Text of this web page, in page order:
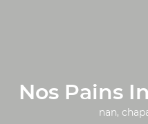
Nos Pains
nan,